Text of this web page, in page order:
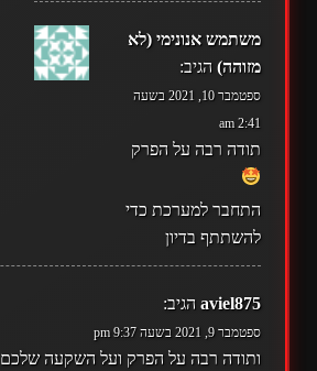
משתמש אנונימי (לא
מזוהה) הגיב:
ספטמבר 10, 2021 בשעה
2:41 am
תודה רבה על הפרק
התחבר למערכת כדי
להשתתף בדיון
aviel875 הגיב:
ספטמבר 9, 2021 בשעה 9:37 pm
ותודה רבה על הפרק ועל השקעה שלכם